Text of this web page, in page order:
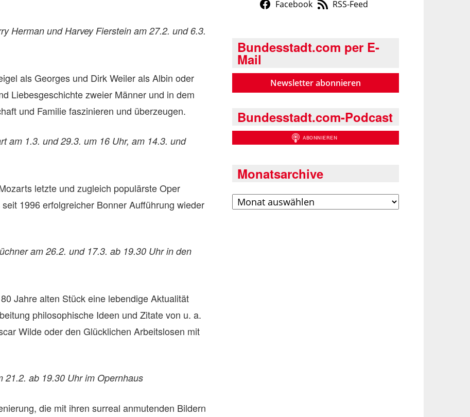
Herman und Harvey Fierstein am 27.2. und 6.3.
als Georges und Dirk Weiler als Albin oder
Liebesgeschichte zweier Männer und in dem
und Familie faszinieren und überzeugen.
am 1.3. und 29.3. um 16 Uhr, am 14.3. und
letzte und zugleich populärste Oper
1996 erfolgreicher Bonner Aufführung wieder
am 26.2. und 17.3. ab 19.30 Uhr in den
Jahre alten Stück eine leben­dige Aktua­li­tät
phi­lo­so­phi­sche Ideen und Zitate von u. a.
Wilde oder den Glück­li­chen Arbeits­lo­sen mit
21.2. ab 19.30 Uhr im Opernhaus
die mit ihren surreal anmutenden Bildern
Facebook
RSS-Feed
Bundesstadt.com per E-
Mail
Newsletter abonnieren
Bundesstadt.com-Podcast
Monatsarchive
Archiv